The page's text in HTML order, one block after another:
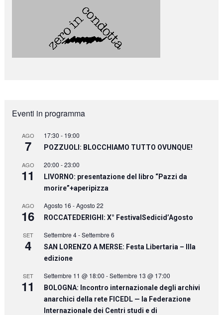
Eventi in programma
AGO
7
17:30 - 19:00
POZZUOLI: BLOCCHIAMO TUTTO OVUNQUE!
AGO
11
20:00 -23:00
LIVORNO: presentazione del libro “Pazzi da
morire”+aperipizza
AGO
16
Agosto 16 -Agosto 22
ROCCATEDERIGHI: X° FestivalSedicid’Agosto
SET
4
Settembre 4-Settembre 6
SAN LORENZO A MERSE: Festa Libertaria – IIIa
edizione
SET
11
Settembre 11 @ 18:00 -Settembre 13 @ 17:00
BOLOGNA: Incontro internazionale degli archivi
anarchici della rete FICEDL — la Federazione
Internazionale dei Centri studi e di